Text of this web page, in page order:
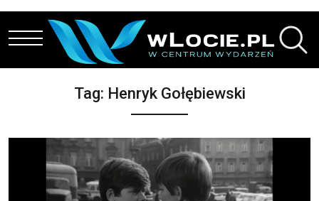
Przejdź do treści
Tag: Henryk Gołębiewski